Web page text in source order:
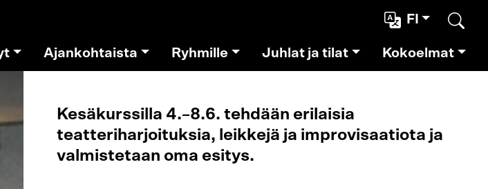
FI
Ajankohtaista Ryhmille Juhlat ja tilat Kokoelmat
Kesäkurssilla 4.–8.6. tehdään erilaisia
teatteriharjoituksia, leikkejä ja improvisaatiota ja
valmistetaan oma esitys.